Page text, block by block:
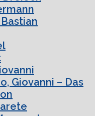
Giovanni – Das